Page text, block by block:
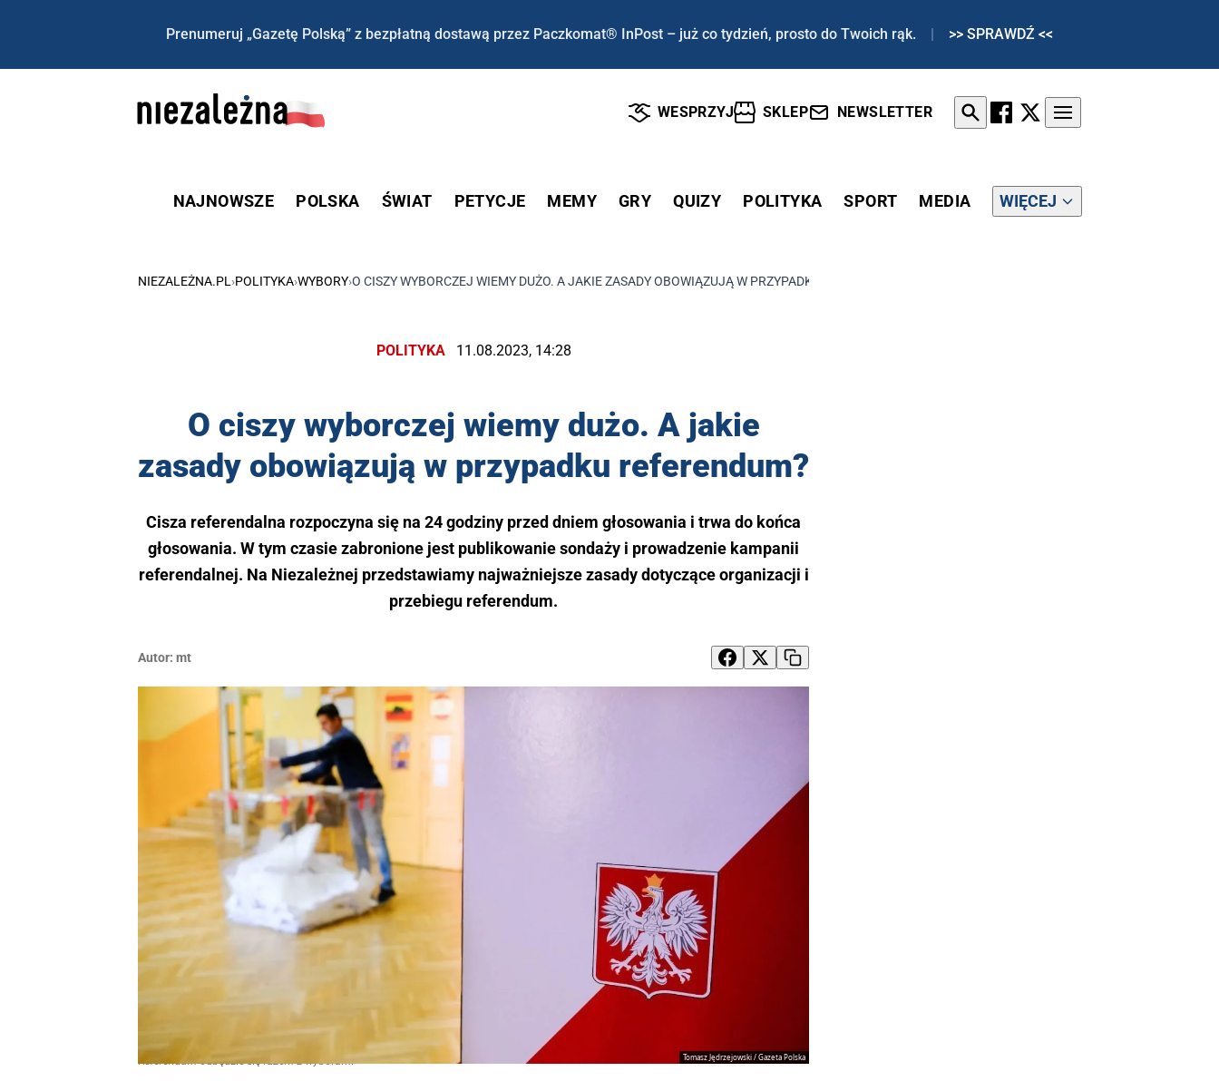
Prenumeruj „Gazetę Polską” z bezpłatną dostawą przez Paczkomat® InPost – już co tydzień, prosto do Twoich rąk. | >> SPRAWDŹ <<
WESPRZYJ SKLEP NEWSLETTER
NAJNOWSZE POLSKA ŚWIAT PETYCJE MEMY GRY QUIZY POLITYKA SPORT MEDIA WIĘCEJ
NIEZALEŻNA.PL ›POLITYKA›WYBORY›O CISZY WYBORCZEJ WIEMY DUŻO. A JAKIE ZASADY OBOWIĄZUJĄ W PRZYPADKU REFERENDUM?
POLITYKA 11.08.2023, 14:28
O ciszy wyborczej wiemy dużo. A jakie
zasady obowiązują w przypadku referendum?
Cisza referendalna rozpoczyna się na 24 godziny przed dniem głosowania i trwa do końca
głosowania. W tym czasie zabronione jest publikowanie sondaży i prowadzenie kampanii
referendalnej. Na Niezależnej przedstawiamy najważniejsze zasady dotyczące organizacji i
przebiegu referendum.
Autor: mt
Tomasz Jędrzejowski / Gazeta Polska
Referendum odbędzie się razem z wyborami